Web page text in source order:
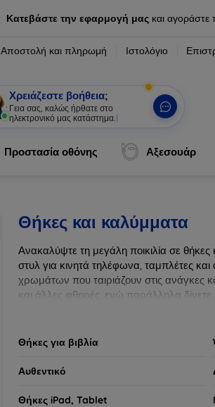
Κατεβάστε την εφαρμογή μαςκαι αγοράστε
Αποστολή και πληρωμή Ιστολόγιο
Χρειάζεστε βοήθεια;
Γεια σας, καλώς ήρθατε στο
ηλεκτρονικό μας κατάστημα. |
Προστασία οθόνης Αξεσουάρ
Θήκες και καλύμματα
Ανακαλύψτε τη μεγάλη ποικιλία σε
στυλ για κινητά τηλέφωνα, ταμπλέτες
χρωμάτων που ταιριάζουν στις ανάγκες
και άλλες φθορές, ενώ παράλληλα δίνετε
Θήκες για βιβλία
Αυθεντικό
Θήκες iPad, Tablet